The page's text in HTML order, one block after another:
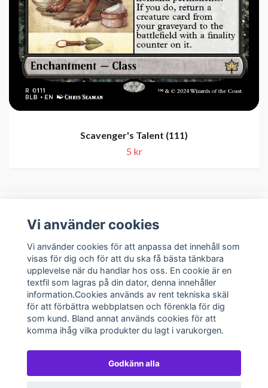
Scavenger's Talent (111)
5 kr
Kundservice
Sociala medier
Vi använder cookies
Vi använder cookies för att anpassa det innehåll som
visas för dig och för att du ska få bästa tänkbara
upplevelse när du handlar hos oss. En cookie är en
textfil som lagras på din dator, denna innehåller
information.Cookies används av rent tekniska skäl
för att förbättra webbplatsen och förenkla för dig
som kund. Bland annat används cookies för att
komma ihåg vilka produkter du lagt i varukorgen.
Godkänn alla